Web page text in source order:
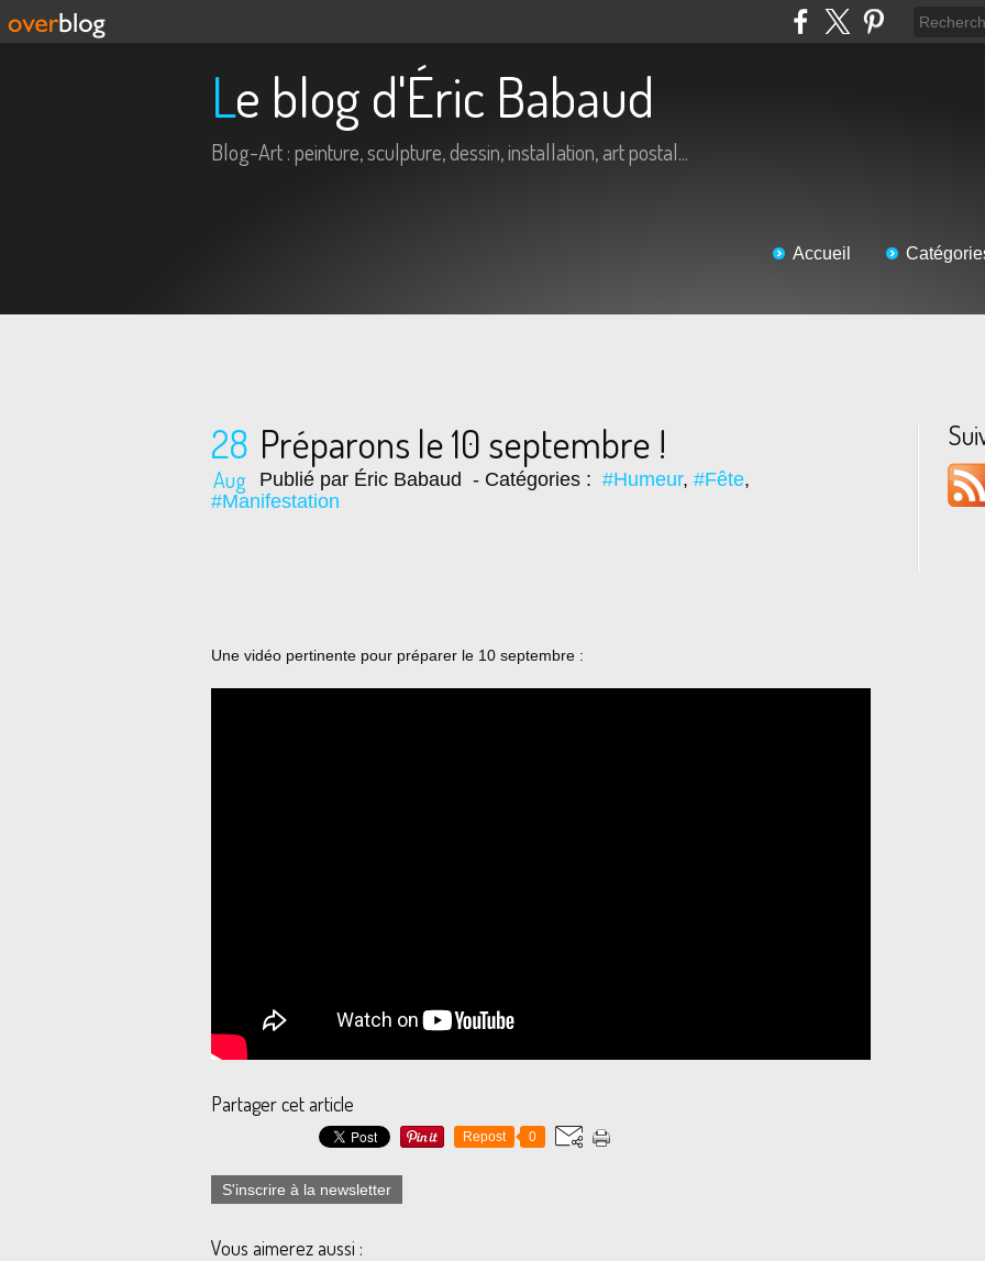
Le blog d'Éric Babaud
Blog-Art : peinture, sculpture, dessin, installation, art postal...
Accueil
28
Aug
Préparons le 10 septembre !
Publié par Éric Babaud - Catégories : #Humeur, #Fête,
#Manifestation
Une vidéo pertinente pour préparer le 10 septembre :
Partager cet article
Repost 0
S'inscrire à la newsletter
Vous aimerez aussi :